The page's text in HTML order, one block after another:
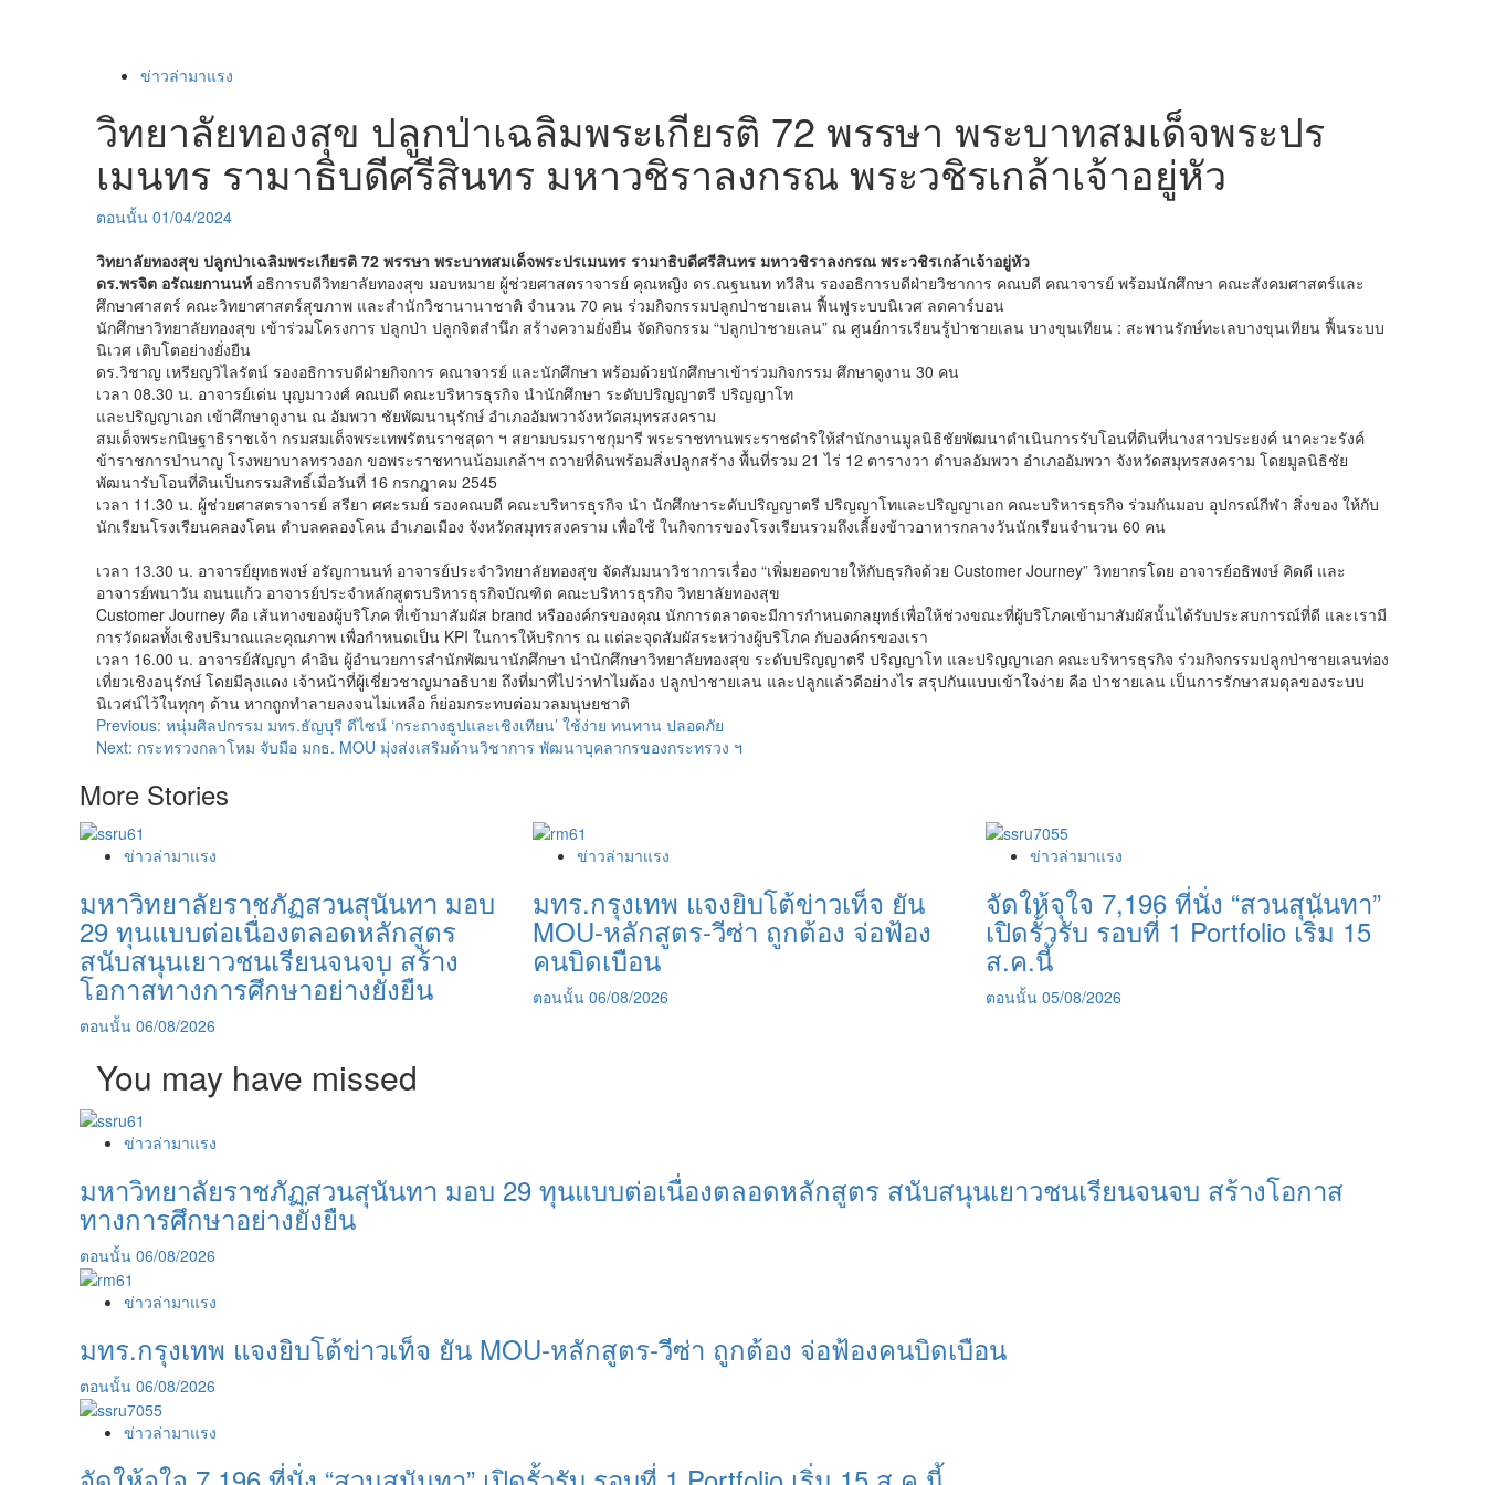
ข่าวล่ามาแรง
วิทยาลัยทองสุข ปลูกป่าเฉลิมพระเกียรติ 72 พรรษา พระบาทสมเด็จพระปร
เมนทร รามาธิบดีศรีสินทร มหาวชิราลงกรณ พระวชิรเกล้าเจ้าอยู่หัว
ตอนนั้น 01/04/2024
วิทยาลัยทองสุข ปลูกป่าเฉลิมพระเกียรติ 72 พรรษา พระบาทสมเด็จพระปรเมนทร รามาธิบดีศรีสินทร มหาวชิราลงกรณ พระวชิรเกล้าเจ้าอยู่หัว
ดร.พรจิต อรัณยกานนท์ อธิการบดีวิทยาลัยทองสุข มอบหมาย ผู้ช่วยศาสตราจารย์ คุณหญิง ดร.ณฐนนท ทวีสิน รองอธิการบดีฝ่ายวิชาการ คณบดี คณาจารย์ พร้อมนักศึกษา คณะสังคมศาสตร์และ
ศึกษาศาสตร์ คณะวิทยาศาสตร์สุขภาพ และสำนักวิชานานาชาติ จำนวน 70 คน ร่วมกิจกรรมปลูกป่าชายเลน ฟื้นฟูระบบนิเวศ ลดคาร์บอน
นักศึกษาวิทยาลัยทองสุข เข้าร่วมโครงการ ปลูกป่า ปลูกจิตสำนึก สร้างความยั่งยืน จัดกิจกรรม “ปลูกป่าชายเลน” ณ ศูนย์การเรียนรู้ป่าชายเลน บางขุนเทียน : สะพานรักษ์ทะเลบางขุนเทียน ฟื้นระบบ
นิเวศ เติบโตอย่างยั่งยืน
ดร.วิชาญ เหรียญวิไลรัตน์ รองอธิการบดีฝ่ายกิจการ คณาจารย์ และนักศึกษา พร้อมด้วยนักศึกษาเข้าร่วมกิจกรรม ศึกษาดูงาน 30 คน
เวลา 08.30 น. อาจารย์เด่น บุญมาวงศ์ คณบดี คณะบริหารธุรกิจ นำนักศึกษา ระดับปริญญาตรี ปริญญาโท
และปริญญาเอก เข้าศึกษาดูงาน ณ อัมพวา ชัยพัฒนานุรักษ์ อำเภออัมพวาจังหวัดสมุทรสงคราม
สมเด็จพระกนิษฐาธิราชเจ้า กรมสมเด็จพระเทพรัตนราชสุดา ฯ สยามบรมราชกุมารี พระราชทานพระราชดำริให้สำนักงานมูลนิธิชัยพัฒนาดำเนินการรับโอนที่ดินที่นางสาวประยงค์ นาคะวะรังค์
ข้าราชการบำนาญ โรงพยาบาลทรวงอก ขอพระราชทานน้อมเกล้าฯ ถวายที่ดินพร้อมสิ่งปลูกสร้าง พื้นที่รวม 21 ไร่ 12 ตารางวา ตำบลอัมพวา อำเภออัมพวา จังหวัดสมุทรสงคราม โดยมูลนิธิชัย
พัฒนารับโอนที่ดินเป็นกรรมสิทธิ์เมื่อวันที่ 16 กรกฎาคม 2545
เวลา 11.30 น. ผู้ช่วยศาสตราจารย์ สรียา ศศะรมย์ รองคณบดี คณะบริหารธุรกิจ นำ นักศึกษาระดับปริญญาตรี ปริญญาโทและปริญญาเอก คณะบริหารธุรกิจ ร่วมกันมอบ อุปกรณ์กีฬา สิ่งของ ให้กับ
นักเรียนโรงเรียนคลองโคน ตำบลคลองโคน อำเภอเมือง จังหวัดสมุทรสงคราม เพื่อใช้ ในกิจการของโรงเรียนรวมถึงเลี้ยงข้าวอาหารกลางวันนักเรียนจำนวน 60 คน
เวลา 13.30 น. อาจารย์ยุทธพงษ์ อรัญกานนท์ อาจารย์ประจำวิทยาลัยทองสุข จัดสัมมนาวิชาการเรื่อง “เพิ่มยอดขายให้กับธุรกิจด้วย Customer Journey” วิทยากรโดย อาจารย์อธิพงษ์ คิดดี และ
อาจารย์พนาวัน ถนนแก้ว อาจารย์ประจำหลักสูตรบริหารธุรกิจบัณฑิต คณะบริหารธุรกิจ วิทยาลัยทองสุข
Customer Journey คือ เส้นทางของผู้บริโภค ที่เข้ามาสัมผัส brand หรือองค์กรของคุณ นักการตลาดจะมีการกำหนดกลยุทธ์เพื่อให้ช่วงขณะที่ผู้บริโภคเข้ามาสัมผัสนั้นได้รับประสบการณ์ที่ดี และเรามี
การวัดผลทั้งเชิงปริมาณและคุณภาพ เพื่อกำหนดเป็น KPI ในการให้บริการ ณ แต่ละจุดสัมผัสระหว่างผู้บริโภค กับองค์กรของเรา
เวลา 16.00 น. อาจารย์สัญญา คำอิน ผู้อำนวยการสำนักพัฒนานักศึกษา นำนักศึกษาวิทยาลัยทองสุข ระดับปริญญาตรี ปริญญาโท และปริญญาเอก คณะบริหารธุรกิจ ร่วมกิจกรรมปลูกป่าชายเลนท่อง
เที่ยวเชิงอนุรักษ์ โดยมีลุงแดง เจ้าหน้าที่ผู้เชี่ยวชาญมาอธิบาย ถึงที่มาที่ไปว่าทำไมต้อง ปลูกป่าชายเลน และปลูกแล้วดีอย่างไร สรุปกันแบบเข้าใจง่าย คือ ป่าชายเลน เป็นการรักษาสมดุลของระบบ
นิเวศน์ไว้ในทุกๆ ด้าน หากถูกทำลายลงจนไม่เหลือ ก็ย่อมกระทบต่อมวลมนุษยชาติ
Post
navigation
Previous: หนุ่มศิลปกรรม มทร.ธัญบุรี ดีไซน์ ‘กระถางธูปและเชิงเทียน’ ใช้ง่าย ทนทาน ปลอดภัย
Next: กระทรวงกลาโหม จับมือ มกธ. MOU มุ่งส่งเสริมด้านวิชาการ พัฒนาบุคลากรของกระทรวง ฯ
More Stories
ข่าวล่ามาแรง
มหาวิทยาลัยราชภัฏสวนสุนันทา มอบ
29 ทุนแบบต่อเนื่องตลอดหลักสูตร
สนับสนุนเยาวชนเรียนจนจบ สร้าง
โอกาสทางการศึกษาอย่างยั่งยืน
ตอนนั้น 06/08/2026
ข่าวล่ามาแรง
มทร.กรุงเทพ แจงยิบโต้ข่าวเท็จ ยัน
MOU-หลักสูตร-วีซ่า ถูกต้อง จ่อฟ้อง
คนบิดเบือน
ตอนนั้น 06/08/2026
ข่าวล่ามาแรง
จัดให้จุใจ 7,196 ที่นั่ง “สวนสุนันทา”
เปิดรั้วรับ รอบที่ 1 Portfolio เริ่ม 15
ส.ค.นี้
ตอนนั้น 05/08/2026
You may have missed
ข่าวล่ามาแรง
มหาวิทยาลัยราชภัฏสวนสุนันทา มอบ 29 ทุนแบบต่อเนื่องตลอดหลักสูตร สนับสนุนเยาวชนเรียนจนจบ สร้างโอกาส
ทางการศึกษาอย่างยั่งยืน
ตอนนั้น 06/08/2026
ข่าวล่ามาแรง
มทร.กรุงเทพ แจงยิบโต้ข่าวเท็จ ยัน MOU-หลักสูตร-วีซ่า ถูกต้อง จ่อฟ้องคนบิดเบือน
ตอนนั้น 06/08/2026
ข่าวล่ามาแรง